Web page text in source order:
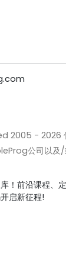
2005 - 2026
公司以及/
！前沿课程、
启新征程!